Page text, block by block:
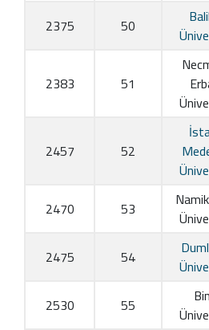
50
2375
51
2383
52
2457
53
2470
54
2475
55
2530